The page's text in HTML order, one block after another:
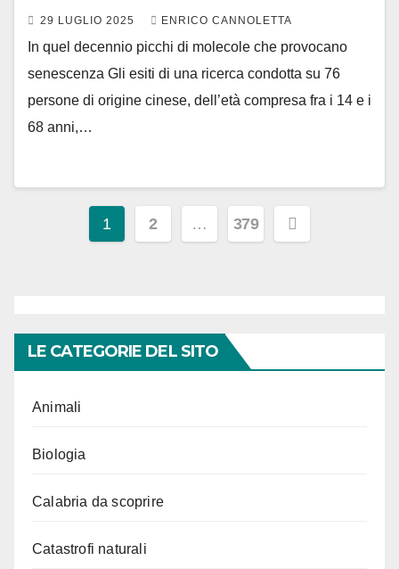
29 LUGLIO 2025 ENRICO CANNOLETTA
In quel decennio picchi di molecole che provocano
senescenza Gli esiti di una ricerca condotta su 76
persone di origine cinese, dell’età compresa fra i 14 e i
68 anni,…
Paginazione
1 2 … 379
LE CATEGORIE DEL SITO
Animali
Biologia
Calabria da scoprire
Catastrofi naturali